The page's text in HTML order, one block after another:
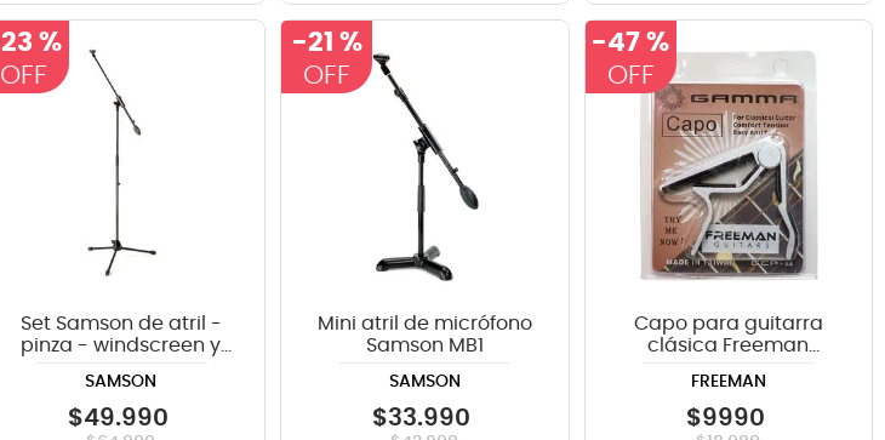
23 %
Set Samson de atril -
pinza - windscreen y
MK5
SAMSON
$49.990
-21 %
Mini atril de micrófono
Samson MB1
SAMSON
$33.990
-47 %
Capo para guitarra
clásica Freeman
FREEMAN
$9990